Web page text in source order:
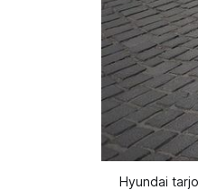
Hyundai